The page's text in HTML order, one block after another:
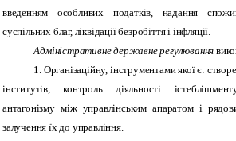
введенням особливих податків, надання
суспільних благ, ліквідації безробіття і інфляції.
Адміністративне державне регулювання
1. Організаційну, інструментами якої є:
інститутів, контроль діяльності
антагонізму між управлінським апаратом і
залучення їх до управління.